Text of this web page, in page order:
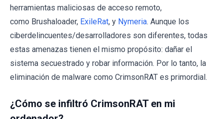
herramientas maliciosas de acceso remoto,
como Brushaloader, ExileRat, y Nymeria. Aunque los
ciberdelincuentes/desarrolladores son diferentes, todas
estas amenazas tienen el mismo propósito: dañar el
sistema secuestrado y robar información. Por lo tanto, la
eliminación de malware como CrimsonRAT es primordial.
¿Cómo se infiltró CrimsonRAT en mi